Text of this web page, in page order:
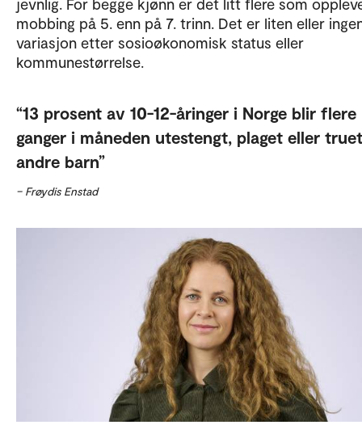
mobbing på 5. enn på 7. trinn. Det er liten eller
variasjon etter sosioøkonomisk status eller
kommunestørrelse.
13 prosent av 10-12-åringer i Norge blir flere
ganger i måneden utestengt, plaget eller
andre barn
– Frøydis Enstad